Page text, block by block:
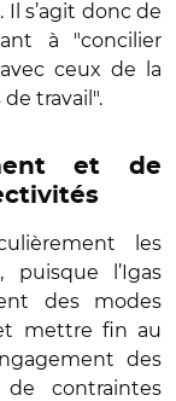
Il s’agit donc de
à "concilier
ceux de la
travail".
et de
les
puisque l’Igas
des modes
mettre fin au
des
contraintes